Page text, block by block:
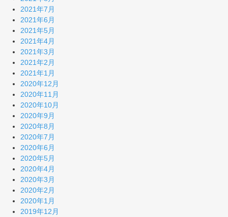
2021年7月
2021年6月
2021年5月
2021年4月
2021年3月
2021年2月
2021年1月
2020年12月
2020年11月
2020年10月
2020年9月
2020年8月
2020年7月
2020年6月
2020年5月
2020年4月
2020年3月
2020年2月
2020年1月
2019年12月